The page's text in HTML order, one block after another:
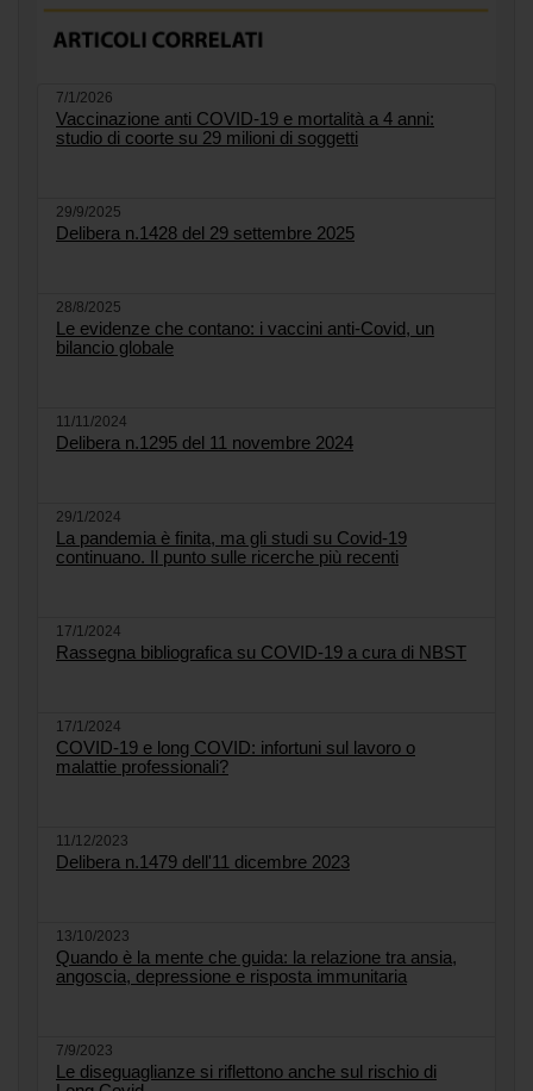
7/1/2026
Vaccinazione anti COVID-19 e mortalità a 4 anni:
studio di coorte su 29 milioni di soggetti
29/9/2025
Delibera n.1428 del 29 settembre 2025
28/8/2025
Le evidenze che contano: i vaccini anti-Covid, un
bilancio globale
11/11/2024
Delibera n.1295 del 11 novembre 2024
29/1/2024
La pandemia è finita, ma gli studi su Covid-19
continuano. Il punto sulle ricerche più recenti
17/1/2024
Rassegna bibliografica su COVID-19 a cura di NBST
17/1/2024
COVID-19 e long COVID: infortuni sul lavoro o
malattie professionali?
11/12/2023
Delibera n.1479 dell'11 dicembre 2023
13/10/2023
Quando è la mente che guida: la relazione tra ansia,
angoscia, depressione e risposta immunitaria
7/9/2023
Le diseguaglianze si riflettono anche sul rischio di